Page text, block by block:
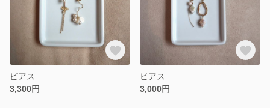
ピアス
3,300円
ピアス
3,000円